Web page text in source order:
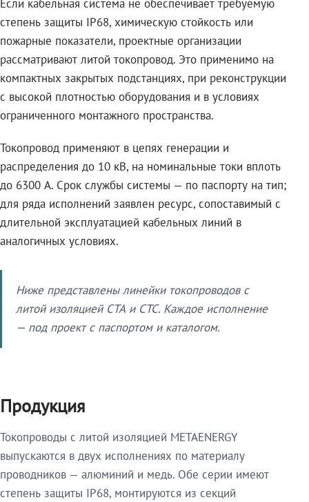
Если кабельная система не обеспечивает требуемую
степень защиты IP68, химическую стойкость или
пожарные показатели, проектные организации
рассматривают литой токопровод. Это применимо на
компактных закрытых подстанциях, при реконструкции
с высокой плотностью оборудования и в условиях
ограниченного монтажного пространства.
Токопровод применяют в цепях генерации и
распределения до 10 кВ, на номинальные токи вплоть
до 6300 А. Срок службы системы — по паспорту на тип;
для ряда исполнений заявлен ресурс, сопоставимый с
длительной эксплуатацией кабельных линий в
аналогичных условиях.
Ниже представлены линейки токопроводов с
литой изоляцией СТА и СТС. Каждое исполнение
— под проект с паспортом и каталогом.
Продукция
Токопроводы с литой изоляцией METAENERGY
выпускаются в двух исполнениях по материалу
проводников — алюминий и медь. Обе серии имеют
степень защиты IP68, монтируются из секций